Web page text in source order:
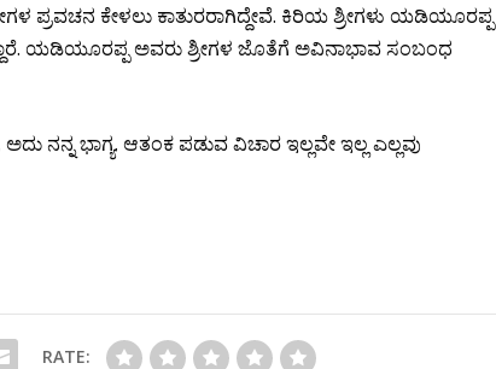
ಪ್ರವಚನ ಕೇಳಲು ಕಾತುರರಾಗಿದ್ದೇವೆ. ಕಿರಿಯ ಶ್ರೀಗಳು ಯಡಿಯೂರಪ್ಪ
ಯಡಿಯೂರಪ್ಪ ಅವರು ಶ್ರೀಗಳ ಜೊತೆಗೆ ಅವಿನಾಭಾವ ಸಂಬಂಧ
ನನ್ನ ಭಾಗ್ಯ. ಆತಂಕ ಪಡುವ ವಿಚಾರ ಇಲ್ಲವೇ ಇಲ್ಲ ಎಲ್ಲವು
RATE: